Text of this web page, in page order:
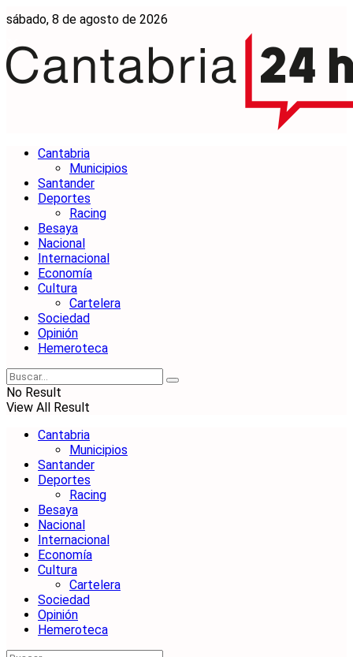
sábado, 8 de agosto de 2026
Cantabria
Municipios
Santander
Deportes
Racing
Besaya
Nacional
Internacional
Economía
Cultura
Cartelera
Sociedad
Opinión
Hemeroteca
No Result
View All Result
Cantabria
Municipios
Santander
Deportes
Racing
Besaya
Nacional
Internacional
Economía
Cultura
Cartelera
Sociedad
Opinión
Hemeroteca